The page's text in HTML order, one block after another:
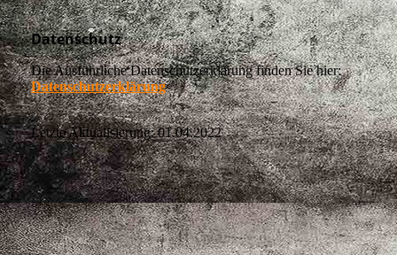
Datenschutz
Die Ausführliche Datenschutzerklärung finden Sie hier:
Datenschutzerklärung
Letzte Aktualisierung: 01.04.2022